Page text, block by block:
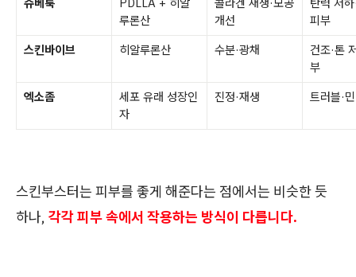
쥬베룩
PDLLA + 히알
루론산
콜라겐 재생·모공
개선
탄력 저
피부
스킨바이브
히알루론산 수분·광채
건조·톤
부
엑소좀
세포 유래 성장인
자
진정·재생 트러블·
스킨부스터는 피부를 좋게 해준다는 점에서는 비슷한 듯
하나, 각각 피부 속에서 작용하는 방식이 다릅니다.